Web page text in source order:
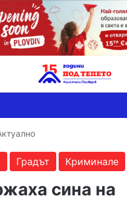
Градът Криминале
сина на